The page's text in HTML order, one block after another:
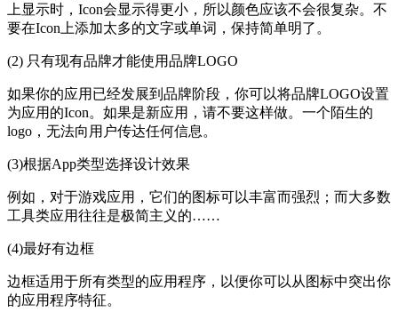
上显示时，Icon会显示得更小，所以颜色应该不会很复杂。不
要在Icon上添加太多的文字或单词，保持简单明了。
(2) 只有现有品牌才能使用品牌LOGO
如果你的应用已经发展到品牌阶段，你可以将品牌LOGO设置
为应用的Icon。如果是新应用，请不要这样做。一个陌生的
logo，无法向用户传达任何信息。
(3)根据App类型选择设计效果
例如，对于游戏应用，它们的图标可以丰富而强烈；而大多数
工具类应用往往是极简主义的……
(4)最好有边框
边框适用于所有类型的应用程序，以便你可以从图标中突出你
的应用程序特征。